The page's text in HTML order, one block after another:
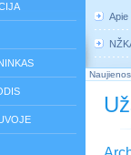
Apie
Naujienos